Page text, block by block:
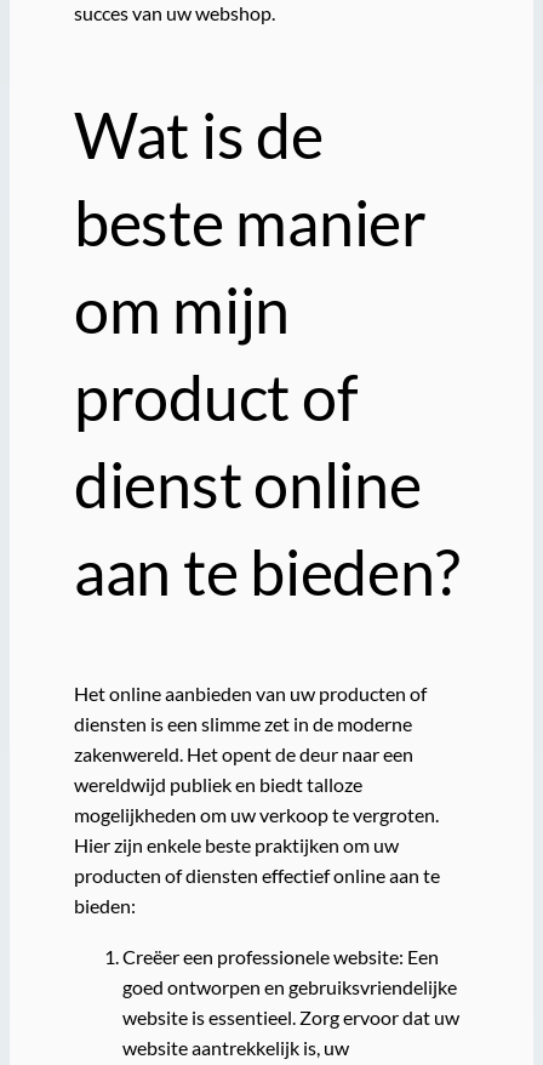
succes van uw webshop.
Wat is de
beste manier
om mijn
product of
dienst online
aan te bieden?
Het online aanbieden van uw producten of
diensten is een slimme zet in de moderne
zakenwereld. Het opent de deur naar een
wereldwijd publiek en biedt talloze
mogelijkheden om uw verkoop te vergroten.
Hier zijn enkele beste praktijken om uw
producten of diensten effectief online aan te
bieden:
Creëer een professionele website: Een
goed ontworpen en gebruiksvriendelijke
website is essentieel. Zorg ervoor dat uw
website aantrekkelijk is, uw